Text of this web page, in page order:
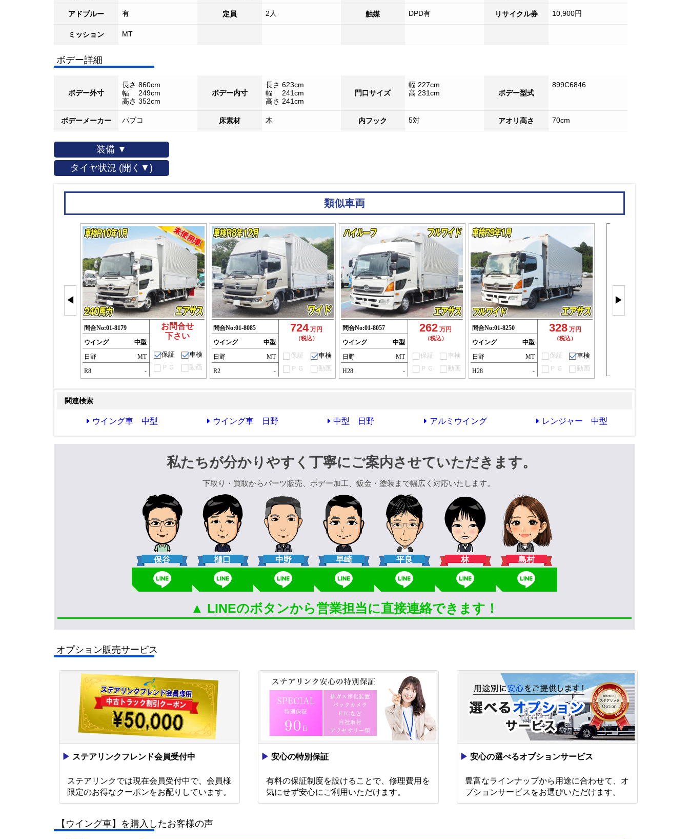
アドブルー 有 定員 2人 触媒 DPD有 リサイクル券 10,900円
ミッション MT
ボデー詳細
ボデー外寸
長さ 860cm
幅 249cm
高さ 352cm
ボデー内寸
長さ 623cm
幅 241cm
高さ 241cm
門口サイズ
幅 227cm
高 231cm
ボデー型式
899C6846
ボデーメーカー パブコ 床素材 木 内フック 5対 アオリ高さ 70cm
装備 ▼
タイヤ状況 (開く▼)
類似車両
◀
問合No:01-8179
ウイング
中型
日野
MT
R8
-
お問合せ
下さい
保証
車検
ＰＧ
動画
問合No:01-8085
ウイング
中型
日野
MT
R2
-
724 万円
（税込）
保証
車検
ＰＧ
動画
問合No:01-8057
ウイング
中型
日野
MT
H28
-
262 万円
（税込）
保証
車検
ＰＧ
動画
問合No:01-8250
ウイング
中型
日野
MT
H28
-
328 万円
（税込）
保証
車検
ＰＧ
動画
▶
関連検索
ウイング車 中型 ウイング車 日野 中型 日野 アルミウイング レンジャー 中型
私たちが分かりやすく丁寧にご案内させていただきます。
下取り・買取からパーツ販売、ボデー加工、鈑金・塗装まで幅広く対応いたします。
保谷 樋口 中野 早崎 平良 林 島村
▲ LINEのボタンから営業担当に直接連絡できます！
オプション販売サービス
▶ ステアリンクフレンド会員受付中
ステアリンクでは現在会員受付中で、会員様
限定のお得なクーポンをお配りしています。
▶ 安心の特別保証
有料の保証制度を設けることで、修理費用を
気にせず安心にご利用いただけます。
▶ 安心の選べるオプションサービス
豊富なラインナップから用途に合わせて、オ
プションサービスをお選びいただけます。
【ウイング車】を購入したお客様の声